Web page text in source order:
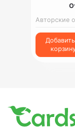
Авторские